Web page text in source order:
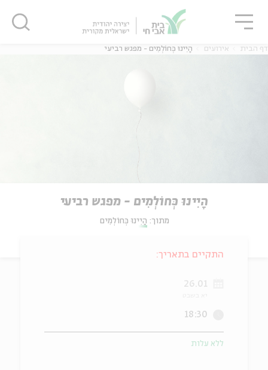
דף הבית אירועים הָיִינוּ כְּחוֹלְמִים - מפגש רביעי
הָיִינוּ כְּחוֹלְמִים - מפגש רביעי
מתוך: הָיִינוּ כְּחוֹלְמִים
התקיים בתאריך:
26.01
18:30
ללא עלות
סגור